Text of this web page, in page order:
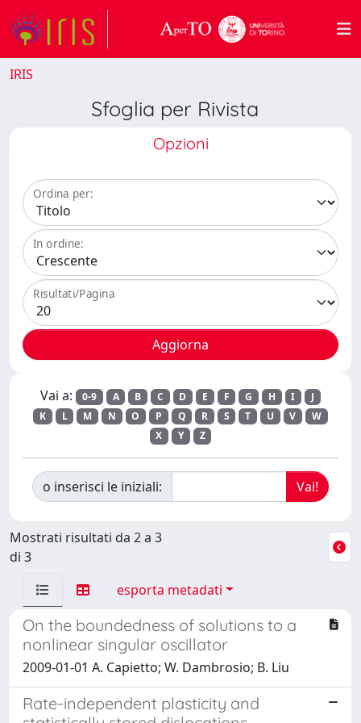
IRIS
Sfoglia per Rivista
Opzioni
Ordina per:
In ordine:
Risultati/Pagina
Vai a: 0-9 A B C D E F G H I
J
K
L M N O P Q R S T U V
W
X
Y Z
o inserisci le iniziali:
Mostrati risultati da 2 a 3
di 3
esporta metadati
On the boundedness of solutions to a
nonlinear singular oscillator
2009-01-01 A. Capietto; W. Dambrosio; B. Liu
Rate-independent plasticity and